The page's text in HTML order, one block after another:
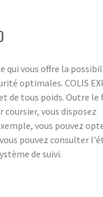
qui vous offre la
optimales. COLIS
de tous poids. Outre le
vous disposez
vous pouvez
pouvez consulter
de suivi.